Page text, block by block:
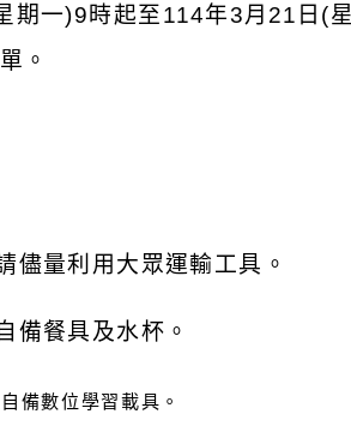
期一)9時起至114年3月 21 日 (
。
儘量利用大眾運輸工具。
備餐具及水杯。
備數位學習載具。